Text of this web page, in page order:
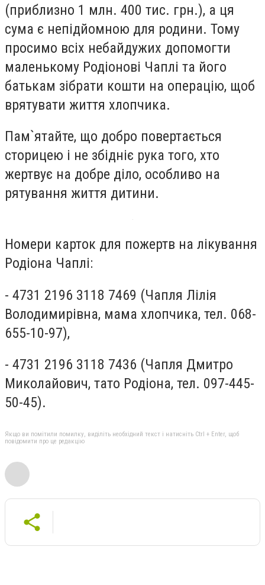
(приблизно 1 млн. 400 тис. грн.), а ця
сума є непідйомною для родини. Тому
просимо всіх небайдужих допомогти
маленькому Родіонові Чаплі та його
батькам зібрати кошти на операцію, щоб
врятувати життя хлопчика.
Пам`ятайте, що добро повертається
сторицею і не збідніє рука того, хто
жертвує на добре діло, особливо на
рятування життя дитини.
Номери карток для пожертв на лікування
Родіона Чаплі:
- 4731 2196 3118 7469 (Чапля Лілія
Володимирівна, мама хлопчика, тел. 068-
655-10-97),
- 4731 2196 3118 7436 (Чапля Дмитро
Миколайович, тато Родіона, тел. 097-445-
50-45).
Якщо ви помітили помилку, виділіть необхідний текст і натисніть Ctrl + Enter, щоб
повідомити про це редакцію